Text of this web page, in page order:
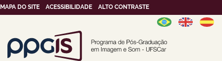
MAPA DO SITE ACESSIBILIDADE ALTO CONTRASTE